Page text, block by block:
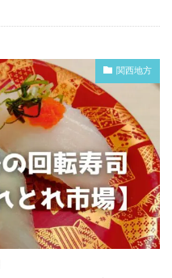
関西地方